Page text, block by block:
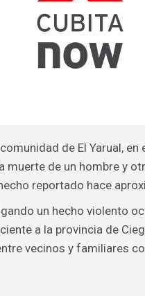
de El Yarual,
muerte de un hombre y
reportado hace
un hecho violento
a la provincia de
vecinos y familiares